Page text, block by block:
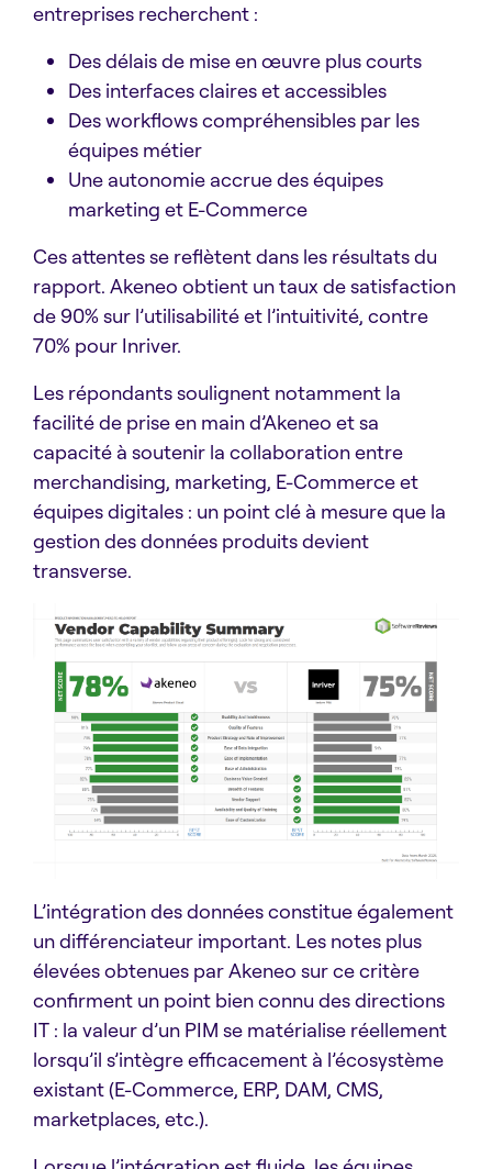
entreprises recherchent :
Des délais de mise en œuvre plus courts
Des interfaces claires et accessibles
Des workflows compréhensibles par les
équipes métier
Une autonomie accrue des équipes
marketing et E-Commerce
Ces attentes se reflètent dans les résultats du
rapport. Akeneo obtient un taux de satisfaction
de 90% sur l’utilisabilité et l’intuitivité, contre
70% pour Inriver.
Les répondants soulignent notamment la
facilité de prise en main d’Akeneo et sa
capacité à soutenir la collaboration entre
merchandising, marketing, E-Commerce et
équipes digitales : un point clé à mesure que la
gestion des données produits devient
transverse.
L’intégration des données constitue également
un différenciateur important. Les notes plus
élevées obtenues par Akeneo sur ce critère
confirment un point bien connu des directions
IT : la valeur d’un PIM se matérialise réellement
lorsqu’il s’intègre efficacement à l’écosystème
existant (E-Commerce, ERP, DAM, CMS,
marketplaces, etc.).